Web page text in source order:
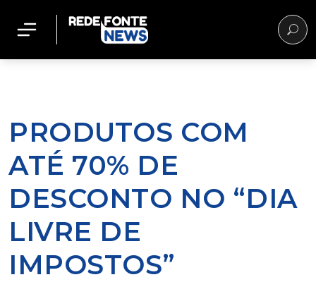
PRODUTOS COM
ATÉ 70% DE
DESCONTO NO “DIA
LIVRE DE
IMPOSTOS”